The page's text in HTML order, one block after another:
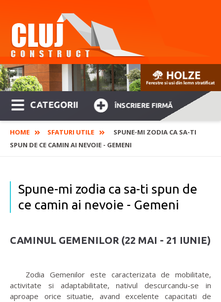
CATEGORII ÎNSCRIERE FIRMĂ
HOME SFATURI UTILE
SPUNE-MI ZODIA CA SA-TI
SPUN DE CE CAMIN AI NEVOIE - GEMENI
Spune-mi zodia ca sa-ti spun de
ce camin ai nevoie - Gemeni
CAMINUL GEMENILOR (22 MAI - 21 IUNIE)
Zodia Gemenilor este caracterizata de mobilitate,
activitate si adaptabilitate, nativul descurcandu-se in
aproape orice situatie, avand excelente capacitati de